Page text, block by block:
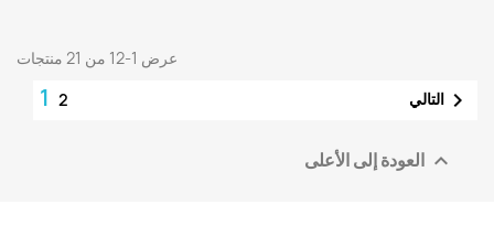
عرض 1-12 من 21 منتجات
1 2 التالي 
